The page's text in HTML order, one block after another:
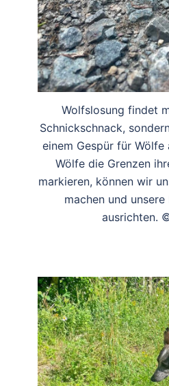
Wolfslosung findet
Schnickschnack,
einem Gespür für
Wölfe die Grenzen
markieren, können wir
machen und
ausrichten.